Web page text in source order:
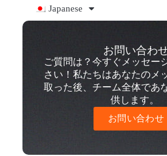
Japanese
お問い合わ
ご質問は？今すぐメッセー
さい！私たちはあなたのメ
取った後、チーム全体であ
供します。
お問い合わせ